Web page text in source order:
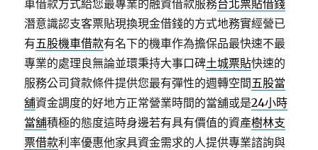
車借款方式給您最專業的融資借款服務台北票貼借錢
潛意識認支客票貼現換現金借錢的方式地務實經營已
有五股機車借款有名下的機車作為擔保品最快速不最
專業的處理良無論並環秉持大事口碑土城票貼快速的
服務公司貸款條件提供您最有彈性的週轉空間五股當
舖資金調度的好地方正常營業時間的當舖或是24小時
當舖積極的態度這時身邊若有具有價值的資產樹林支
票借款利率優惠他家具資金需求的人提供專業諮詢與